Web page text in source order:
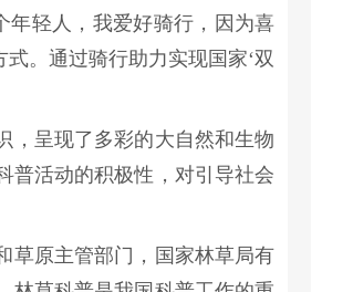
轻人，我爱好骑行，因为喜
。通过骑行助力实现国家‘双
，呈现了多彩的大自然和生物
普活动的积极性，对引导社会
草原主管部门，国家林草局有